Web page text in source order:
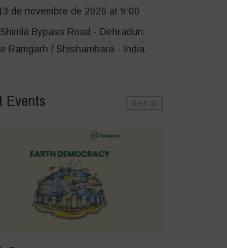
de novembre de 2026 at 9:00
Shimla Bypass Road - Dehradun
Ramgarh / Shishambara - India
Events view all